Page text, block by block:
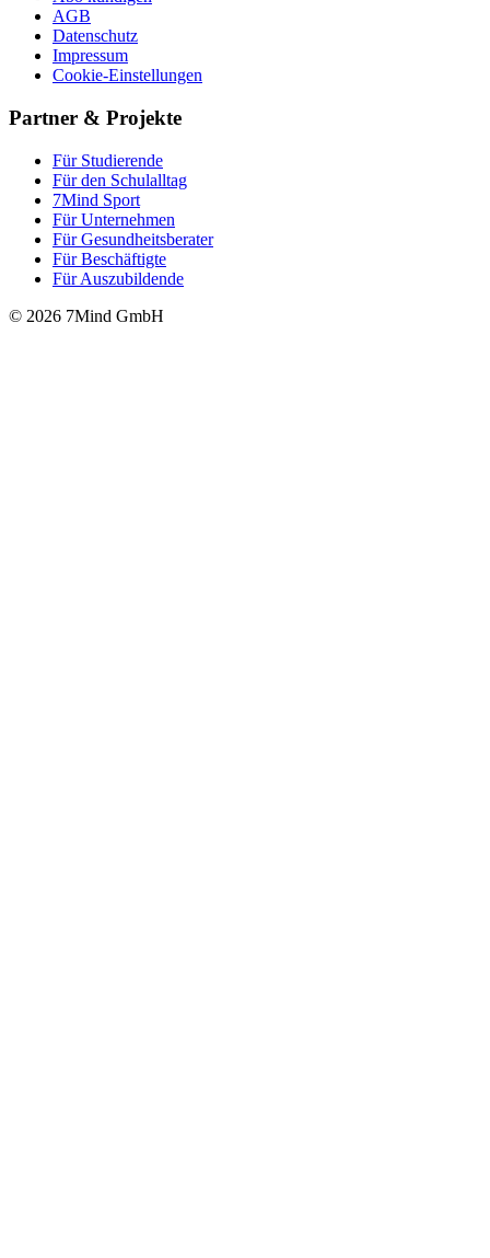
AGB
Datenschutz
Impressum
Cookie-Einstellungen
Partner & Projekte
Für Stu­die­rende
Für den Schulalltag
7Mind Sport
Für Unter­neh­men
Für Gesund­heits­be­ra­ter
Für Beschäftigte
Für Auszubildende
© 2026 7Mind GmbH